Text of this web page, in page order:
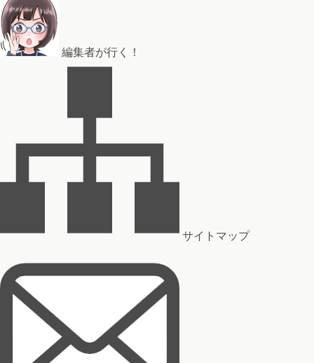
編集者が行く！
サイトマップ